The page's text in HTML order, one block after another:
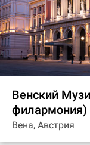
Венский
филармония)
Вена, Австрия